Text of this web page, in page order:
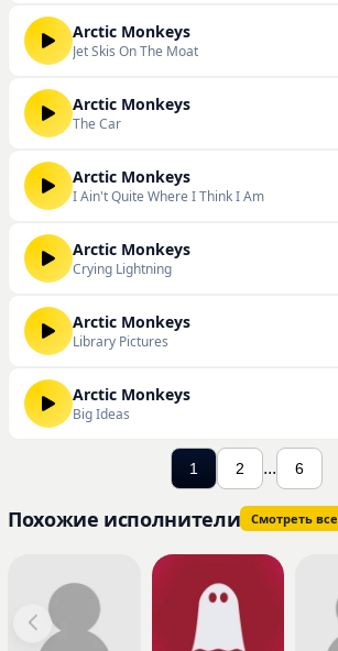
Arctic Monkeys
Jet Skis On The Moat
Arctic Monkeys
The Car
Arctic Monkeys
I Ain't Quite Where I Think I Am
Arctic Monkeys
Crying Lightning
Arctic Monkeys
Library Pictures
Arctic Monkeys
Big Ideas
1 2 ... 6
Похожие исполнители Смотреть все